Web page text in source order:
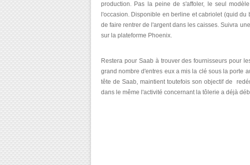
production. Pas la peine de s'affoler, le seul
l'occasion. Disponible en berline et cabriolet (quid
de faire rentrer de l'argent dans les caisses. Suivra
sur la plateforme Phoenix.
Restera pour Saab à trouver des fournisseurs pour
grand nombre d'entres eux a mis la clé sous la porte
tête de Saab, maintient toutefois son objectif de
dans le même l'activité concernant la tôlerie a déjà